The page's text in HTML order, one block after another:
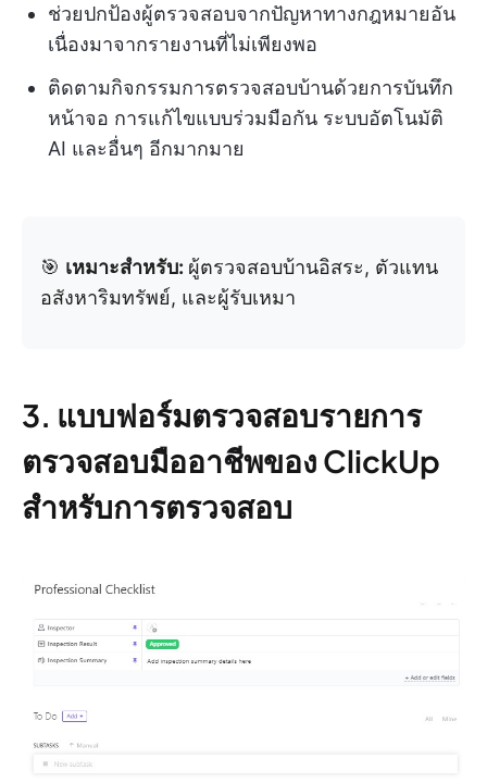
ช่วยปกป้องผู้ตรวจสอบจากปัญหาทางกฎหมายอัน
เนื่องมาจากรายงานที่ไม่เพียงพอ
ติดตามกิจกรรมการตรวจสอบบ้านด้วยการบันทึก
หน้าจอ การแก้ไขแบบร่วมมือกัน ระบบอัตโนมัติ
AI และอื่นๆ อีกมากมาย
🎯 เหมาะสำหรับ: ผู้ตรวจสอบบ้านอิสระ, ตัวแทน
อสังหาริมทรัพย์, และผู้รับเหมา
3. แบบฟอร์มตรวจสอบรายการ
ตรวจสอบมืออาชีพของ ClickUp
สำหรับการตรวจสอบ